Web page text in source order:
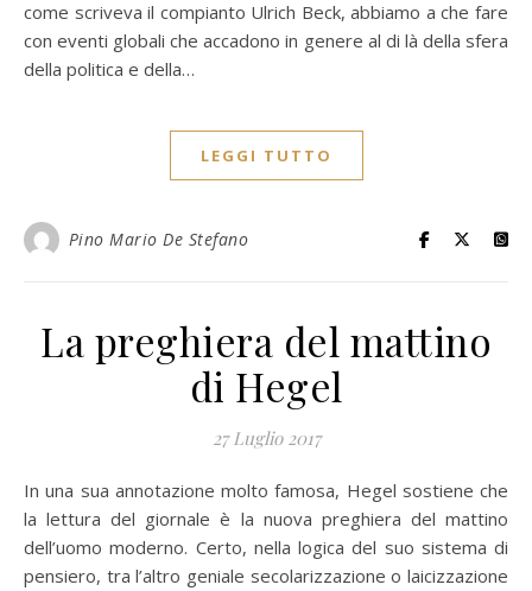
come scriveva il compianto Ulrich Beck, abbiamo a che fare
con eventi globali che accadono in genere al di là della sfera
della politica e della…
LEGGI TUTTO
Pino Mario De Stefano
La preghiera del mattino
di Hegel
27 Luglio 2017
In una sua annotazione molto famosa, Hegel sostiene che
la lettura del giornale è la nuova preghiera del mattino
dell’uomo moderno. Certo, nella logica del suo sistema di
pensiero, tra l’altro geniale secolarizzazione o laicizzazione